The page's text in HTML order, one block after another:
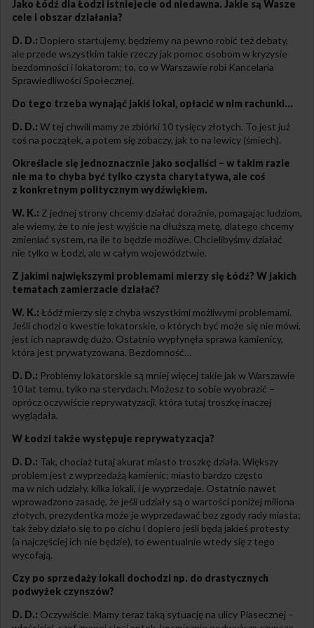
Jako Łódź dla Łodzi istniejecie od niedawna. Jakie są Wasze
cele i obszar działania?
D. D.: Dopiero startujemy, będziemy na pewno robić też debaty,
ale przede wszystkim takie rzeczy jak pomoc osobom w kryzysie
bezdomności i lokatorom; to, co w Warszawie robi Kancelaria
Sprawiedliwości Społecznej.
Do tego trzeba wynająć jakiś lokal, opłacić w nim rachunki…
D. D.: W tej chwili mamy ze zbiórki 10 tysięcy złotych. To jest już
coś na początek, a potem się zobaczy, jak to na lewicy (śmiech).
Określacie się jednoznacznie jako socjaliści – w takim razie
nie ma to chyba być tylko czysta charytatywa, ale coś
z konkretnym politycznym wydźwiękiem.
W. K.: Z jednej strony chcemy działać doraźnie, pomagając ludziom,
ale wiemy, że to nie jest wyjście na dłuższą metę, dlatego chcemy
zmieniać system, na ile to będzie możliwe. Chcielibyśmy działać
nie tylko w Łodzi, ale w całym województwie.
Z jakimi największymi problemami mierzy się Łódź? W jakich
tematach zamierzacie działać?
W. K.: Łódź mierzy się z chyba wszystkimi możliwymi problemami.
Jeśli chodzi o kwestie lokatorskie, o których być może się nie mówi,
jest ich naprawdę dużo. Ostatnio wypłynęła sprawa kamienicy,
która jest prywatyzowana. Bezdomność…
D. D.: Problemy lokatorskie są mniej więcej takie jak w Warszawie
10 lat temu, tylko na sterydach. Możesz to sobie wyobrazić –
oprócz oczywiście reprywatyzacji, która tutaj troszkę inaczej
wyglądała.
W Łodzi także występuje reprywatyzacja?
D. D.: Tak, chociaż tutaj akurat miasto troszkę działa. Większy
problem jest z wyprzedażą kamienic; miasto bardzo często
ma w nich udziały, kilka lokali, i je wyprzedaje. Ostatnio nawet
wprowadzono zasadę, że jeśli udziały są o wartości poniżej miliona
złotych, prezydentka może je wyprzedawać bez zgody rady miasta;
tak żeby działo się to po cichu i dopiero jeśli będą jakieś protesty
(a najczęściej ich nie będzie), to ewentualnie wtedy się z tego
wycofają.
Czy po sprzedaży lokali dochodzi np. do drastycznych
podwyżek czynszów?
D. D.: Oczywiście. Mamy teraz taką sytuację na ulicy Piasecznej –